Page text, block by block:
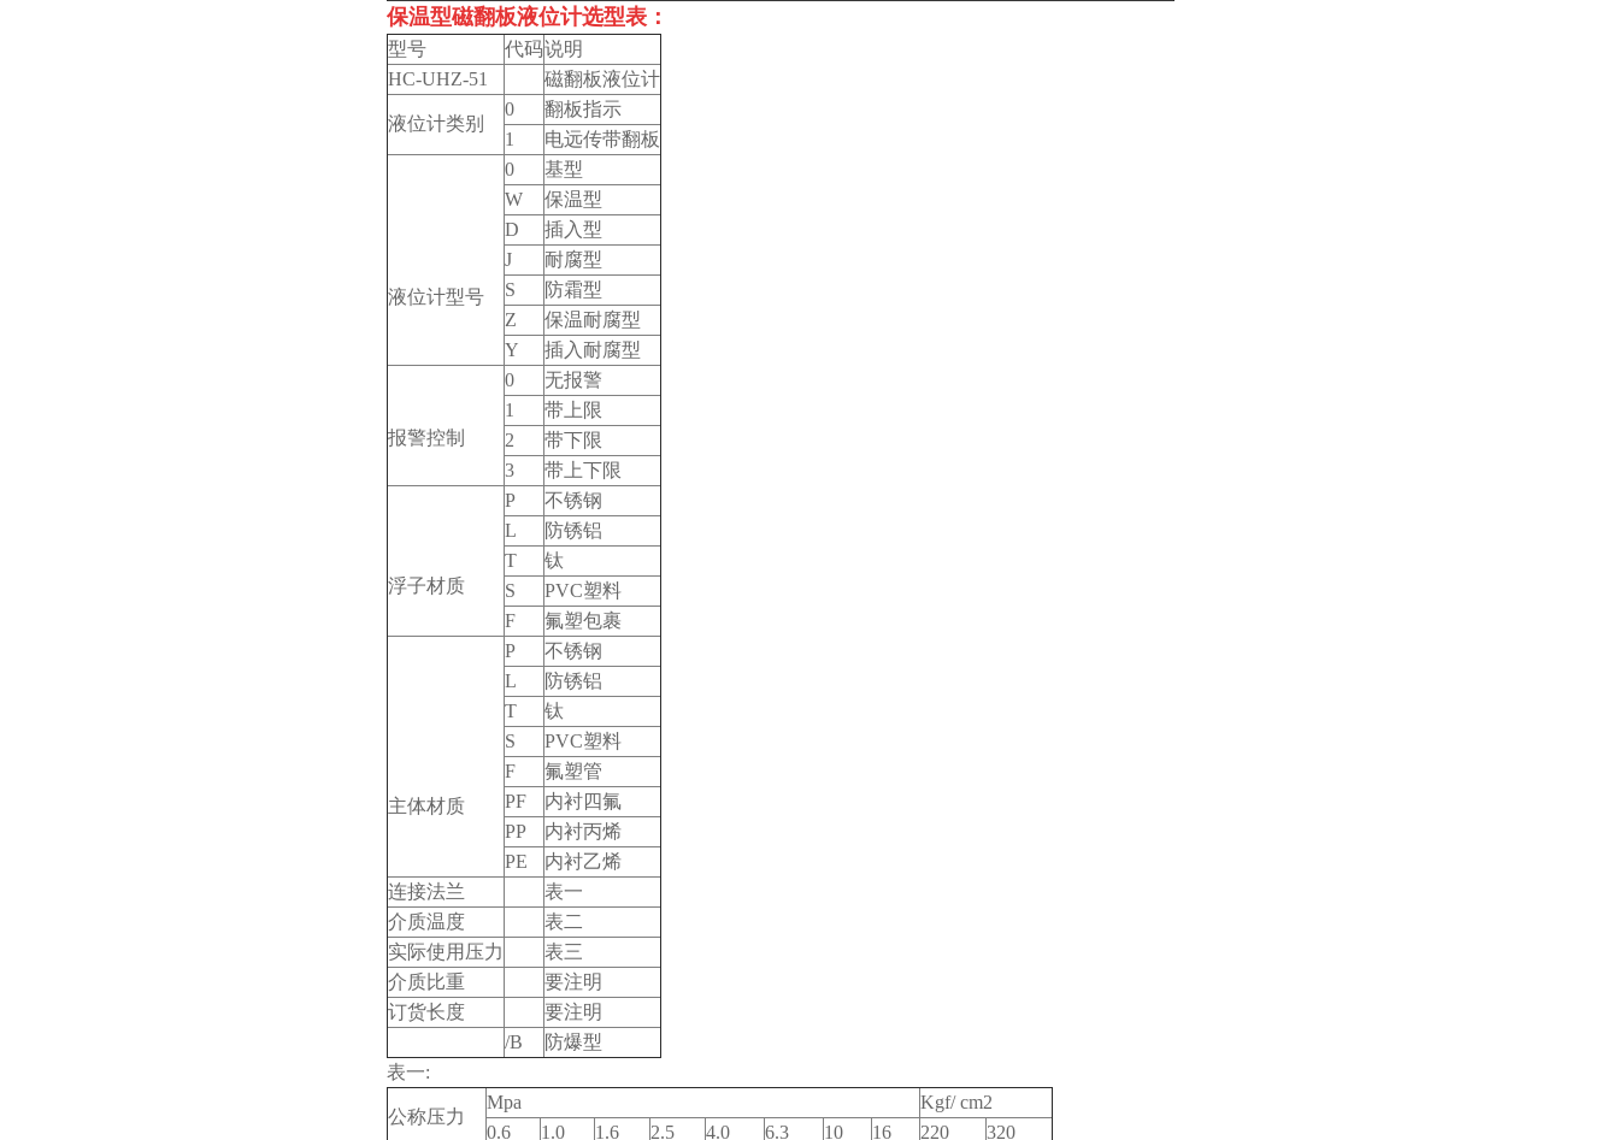
保温型磁翻板液位计选型表：
型号 代码说明
HC-UHZ-51
磁翻板液位计
液位计类别
0
翻板指示
1
电远传带翻板
液位计型号
0
基型
W
保温型
D
插入型
J
耐腐型
S
防霜型
Z
保温耐腐型
Y
插入耐腐型
报警控制
0
无报警
1
带上限
2
带下限
3
带上下限
浮子材质
P
不锈钢
L
防锈铝
T
钛
S
PVC塑料
F
氟塑包裹
主体材质
P
不锈钢
L
防锈铝
T
钛
S
PVC塑料
F
氟塑管
PF
内衬四氟
PP
内衬丙烯
PE
内衬乙烯
连接法兰
表一
介质温度
表二
实际使用压力
表三
介质比重
要注明
订货长度
要注明
/B
防爆型
表一:
公称压力
Mpa
Kgf/ cm2
0.6
1.0 1.6 2.5 4.0 6.3 10 16 220 320